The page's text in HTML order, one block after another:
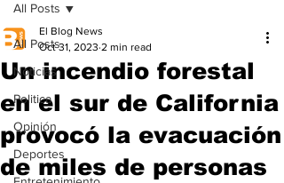
All Posts
Noticias
Politica
Opinión
Deportes
All Posts
Un incendio forestal
en el sur de California
provocó la evacuación
de miles de personas
El Blog News
Oct 31, 2023 2 min read